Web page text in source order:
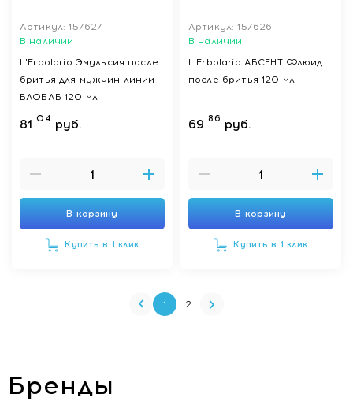
Артикул: 157627
В наличии
L'Erbolario Эмульсия после
бритья для мужчин линии
БАОБАБ 120 мл
81 04 руб.
В корзину
Купить в 1 клик
Артикул: 157626
В наличии
L'Erbolario АБСЕНТ Флюид
после бритья 120 мл
69 86 руб.
В корзину
Купить в 1 клик
1 2
Бренды